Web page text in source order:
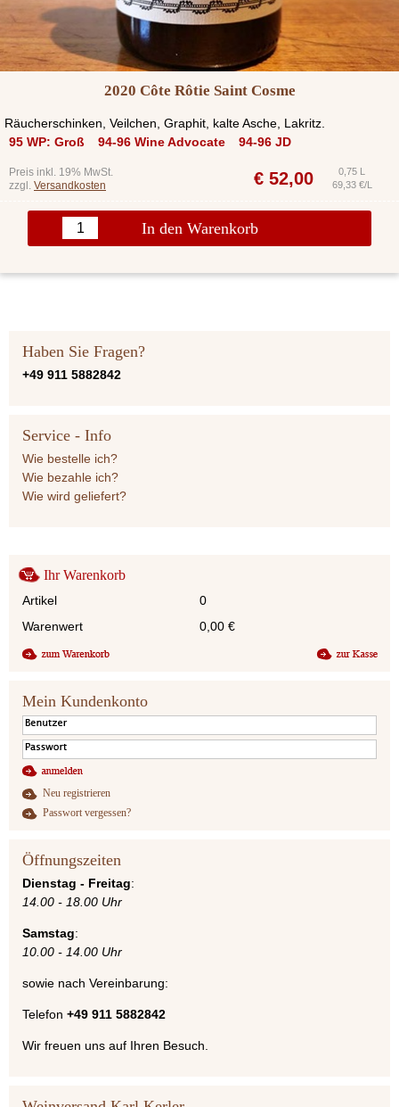
2020 Côte Rôtie Saint Cosme
Räucherschinken, Veilchen, Graphit, kalte Asche, Lakritz.
95 WP: Groß
94-96 Wine Advocate 94-96 JD
Preis inkl. 19% MwSt.
zzgl. Versandkosten € 52,00
0,75 L
69,33 €/L
In den Warenkorb
Haben Sie Fragen?
+49 911 5882842
Service - Info
Wie bestelle ich?
Wie bezahle ich?
Wie wird geliefert?
Ihr Warenkorb
Artikel
0
Warenwert
0,00 €
Mein Kundenkonto
Neu registrieren
Passwort vergessen?
Öffnungszeiten
Dienstag - Freitag:
14.00 - 18.00 Uhr
Samstag:
10.00 - 14.00 Uhr
sowie nach Vereinbarung:
Telefon +49 911 5882842
Wir freuen uns auf Ihren Besuch.